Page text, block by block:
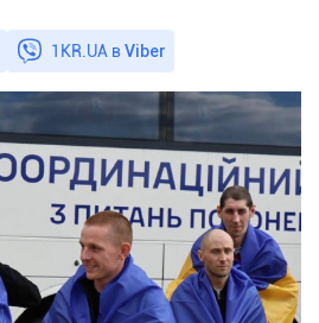
1KR.UA вViber